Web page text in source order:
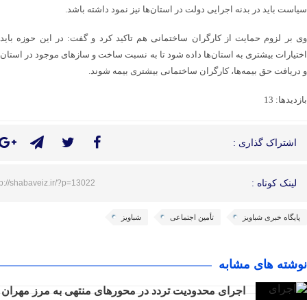
سیاست باید در بدنه اجرایی دولت در استان‌ها نیز نمود داشته باشد.
وی بر لزوم حمایت از کارگران ساختمانی هم تاکید کرد و گفت: در این حوزه باید
اختیارات بیشتری به استان‌ها داده شود تا به نسبت ساخت و سازهای موجود در استان
و دریافت حق بیمه‌ها، کارگران ساختمانی بیشتری بیمه شوند.
بازدیدها: 13
اشتراک گذاری :
لینک کوتاه : shabaveiz.ir/?p=13022
پایگاه خبری شباویز تأمین اجتماعی شباویز
نوشته های مشابه
اجرای محدودیت تردد در محورهای منتهی به مرز مهران